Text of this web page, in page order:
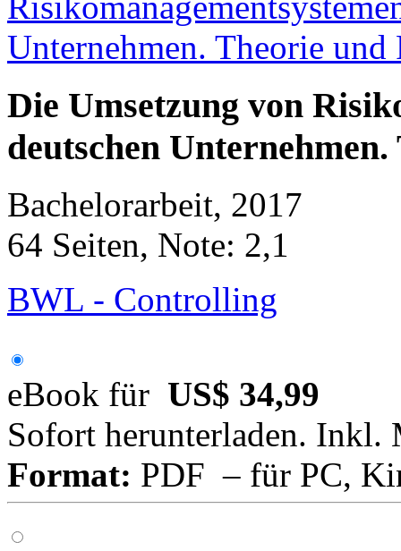
Die Umsetzung von
deutschen
Bachelorarbeit, 2017
64 Seiten, Note: 2,1
BWL - Controlling
eBook für US$ 34,99
Sofort herunterladen. Inkl.
Format: PDF – für PC,